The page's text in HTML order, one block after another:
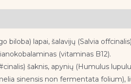
biloba) lapai, šalavijų (Salvia
(vitaminas B12).
šaknis, apynių (Humulus
sinensis non fermentata